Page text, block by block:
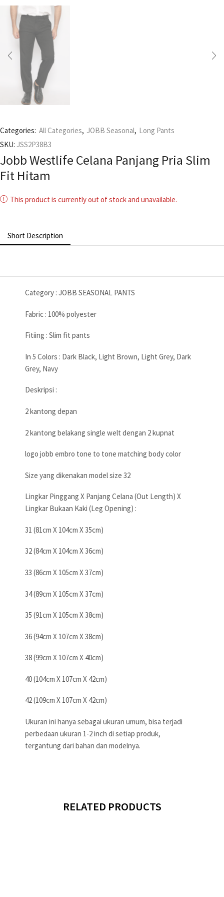
Categories: All Categories, JOBB Seasonal, Long Pants
SKU: JSS2P38B3
Jobb Westlife Celana Panjang Pria Slim
Fit Hitam
This product is currently out of stock and unavailable.
Short Description
Category : JOBB SEASONAL PANTS
Fabric : 100% polyester
Fitiing : Slim fit pants
In 5 Colors : Dark Black, Light Brown, Light Grey, Dark
Grey, Navy
Deskripsi :
2 kantong depan
2 kantong belakang single welt dengan 2 kupnat
logo jobb embro tone to tone matching body color
Size yang dikenakan model size 32
Lingkar Pinggang X Panjang Celana (Out Length) X
Lingkar Bukaan Kaki (Leg Opening) :
31 (81cm X 104cm X 35cm)
32 (84cm X 104cm X 36cm)
33 (86cm X 105cm X 37cm)
34 (89cm X 105cm X 37cm)
35 (91cm X 105cm X 38cm)
36 (94cm X 107cm X 38cm)
38 (99cm X 107cm X 40cm)
40 (104cm X 107cm X 42cm)
42 (109cm X 107cm X 42cm)
Ukuran ini hanya sebagai ukuran umum, bisa terjadi
perbedaan ukuran 1-2 inch di setiap produk,
tergantung dari bahan dan modelnya.
RELATED PRODUCTS